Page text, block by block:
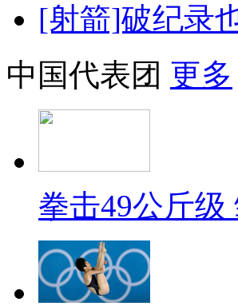
[射箭]破纪录
中国代表团 更多
拳击49公斤